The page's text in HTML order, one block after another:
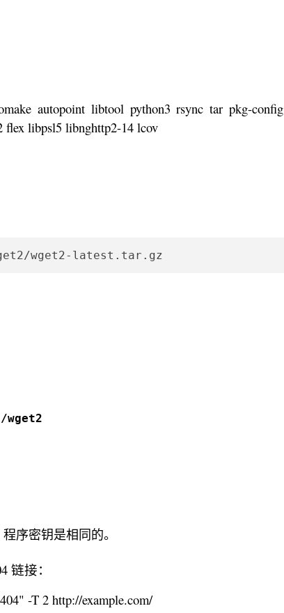
autopoint libtool python3 rsync tar pkg-config
flex libpsl5 libnghttp2-14 lcov
wget2-latest.tar.gz
序密钥是相同的。
链接：
-T 2 http://example.com/